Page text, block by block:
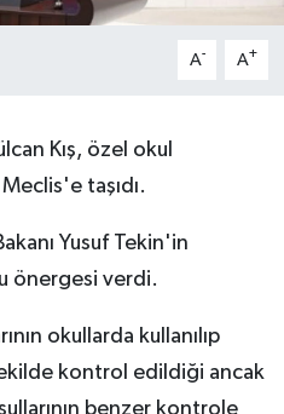
A- A+
Kış, özel okul
taşıdı.
Yusuf Tekin'in
önergesi verdi.
okullarda kullanılıp
kontrol edildiği ancak
benzer kontrole